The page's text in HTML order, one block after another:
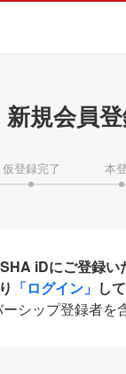
新規会員
仮登録完了 本
iDにご登録い
「ログイン」 し
ーシップ登録者を